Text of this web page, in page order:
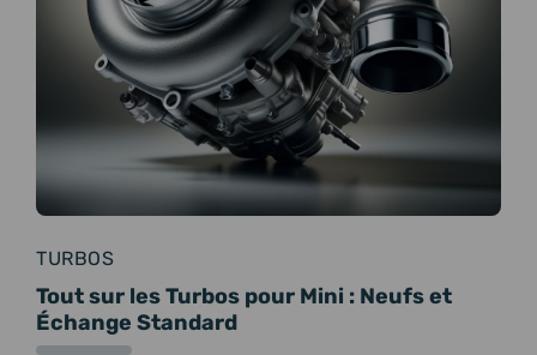
TURBOS
Tout sur les Turbos pour Mini : Neufs et
Échange Standard